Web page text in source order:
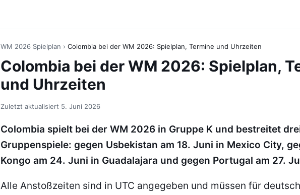
WM 2026 Spielplan › Colombia bei der WM 2026: Spielplan, Termine und Uhrzeiten
Colombia bei der WM 2026: Spielplan,
und Uhrzeiten
Zuletzt aktualisiert 5. Juni 2026
Colombia spielt bei der WM 2026 in Gruppe K und bestreitet
Gruppenspiele: gegen Usbekistan am 18. Juni in Mexico City,
Kongo am 24. Juni in Guadalajara und gegen Portugal am 27.
Alle Anstoßzeiten sind in UTC angegeben und müssen für